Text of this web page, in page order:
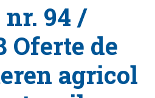
nr. 94 /
Oferte de
agricol